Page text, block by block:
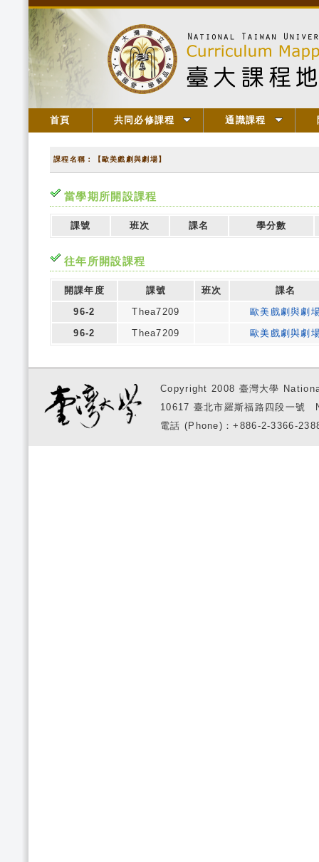
首頁 共同必修課程 通識課程
課程名稱：【歐美戲劇與劇場】
當學期所開設課程
課號 班次 課名 學分數
往年所開設課程
開課年度 課號 班次
課名
96-2
Thea7209
歐美戲劇與劇
96-2
Thea7209 歐美戲劇與劇
Copyright 2008 臺灣大學
10617 臺北市羅斯福路四段一
電話 (Phone)：+886-2-3366-